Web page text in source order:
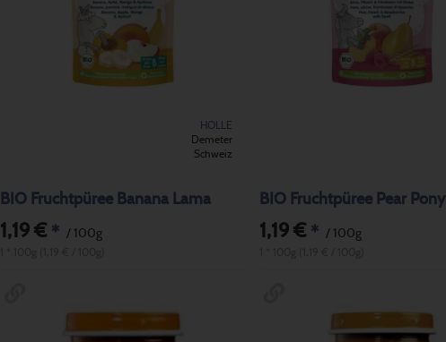
HOLLE
Demeter
Schweiz
BIO Fruchtpüree Banana Lama
1,19 €* / 100g
BIO Fruchtpüree Pear Pony
1,19 €* / 100g